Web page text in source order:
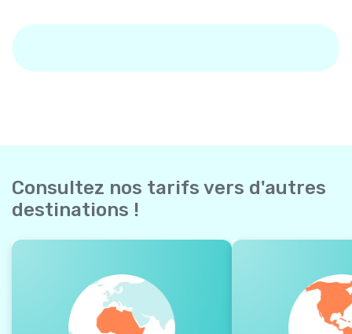
Consultez nos tarifs vers d'autres
destinations !